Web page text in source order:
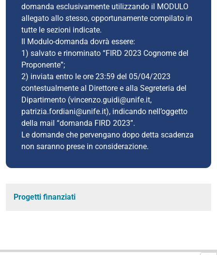
domanda esclusivamente utilizzando il MODULO
allegato allo stesso, opportunamente compilato in
tutte le sezioni indicate.
Il Modulo-domanda dovrà essere:
1) salvato e rinominato “FIRD 2023 Cognome del
Proponente”;
2) inviata entro le ore 23:59 del 05/04/2023
contestualmente al Direttore e alla Segreteria del
Dipartimento (vincenzo.guidi@unife.it,
patrizia.fordiani@unife.it), indicando nell’oggetto
della mail “domanda FIRD 2023”.
Le domande che pervengano dopo detta scadenza
non saranno prese in considerazione.
Progetti finanziati